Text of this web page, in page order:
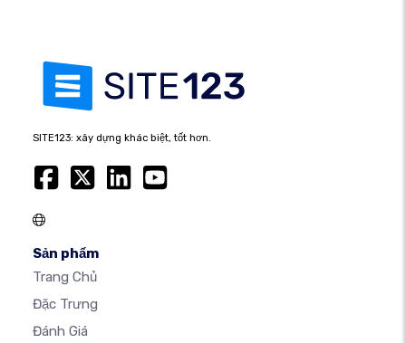
SITE123: xây dựng khác biệt, tốt hơn.
Sản phẩm
Trang Chủ
Đặc Trưng
Đánh Giá